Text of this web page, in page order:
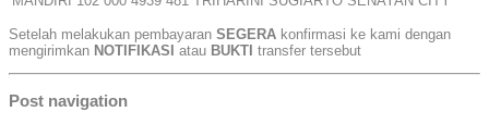
Setelah melakukan pembayaran SEGERA konfirmasi ke kami dengan
mengirimkan NOTIFIKASI atau BUKTI transfer tersebut
Post navigation